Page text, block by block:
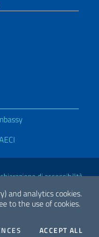
and analytics cookies.
to the use of cookies.
COOKIESACCEPT ALL
di accessibilità